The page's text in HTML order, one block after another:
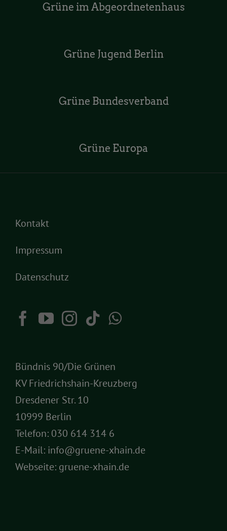
Grüne im Abgeordnetenhaus
Grüne Jugend Berlin
Grüne Bundesverband
Grüne Europa
Kontakt
Impressum
Datenschutz
Bündnis 90/Die Grünen
KV Friedrichshain-Kreuzberg
Dresdener Str. 10
10999 Berlin
Telefon: 030 614 314 6
E-Mail: info@gruene-xhain.de
Webseite: gruene-xhain.de